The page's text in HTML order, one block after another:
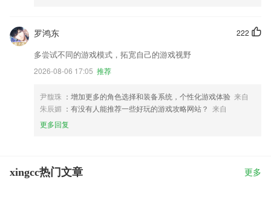
222
罗鸿东
多尝试不同的游戏模式，拓宽自己的游戏视野
2026-08-06 17:05 推荐
尹馥珠 ：增加更多的角色选择和装备系统，个性化游戏体验 来自
朱辰媚 ：有没有人能推荐一些好玩的游戏攻略网站？ 来自
更多回复
xingcc热门文章 更多